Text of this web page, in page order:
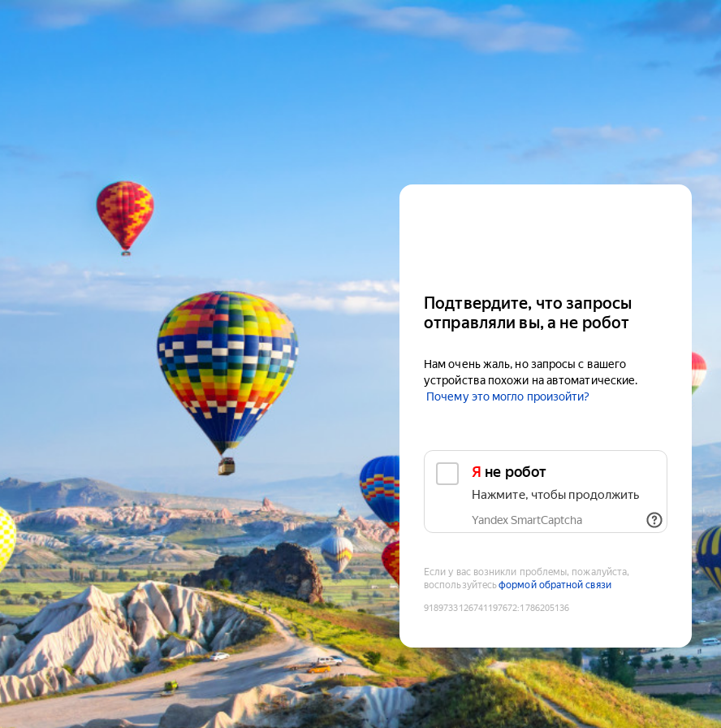
Подтвердите, что запросы
отправляли вы, а не робот
Нам очень жаль, но запросы с вашего
устройства похожи на автоматические.
Почему это могло произойти?
Я не робот
Нажмите, чтобы продолжить
Yandex SmartCaptcha
Если у вас возникли проблемы, пожалуйста,
воспользуйтесьформой обратной связи
9189733126741197672:1786205136